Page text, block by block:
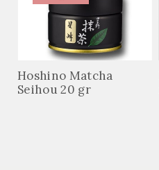
Hoshino Matcha
Seihou 20 gr